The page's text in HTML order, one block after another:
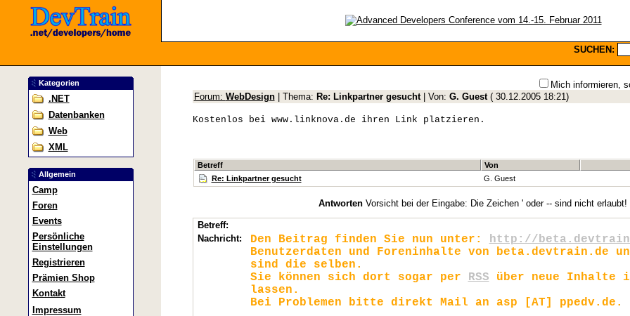
SUCHEN:
Kategorien
.NET
Datenbanken
Web
XML
Allgemein
Camp
Foren
Events
Persönliche
Einstellungen
Registrieren
Prämien Shop
Kontakt
Impressum
Mich informieren,
Forum: WebDesign| Thema: Re: Linkpartner gesucht | Von: G. Guest( 30.12.2005 18:21)
Kostenlos bei www.linknova.de ihren Link platzieren.
Betreff Von
Re: Linkpartner gesucht
G. Guest
Antworten Vorsicht bei der Eingabe: Die Zeichen ' oder -- sind nicht erlaubt!
Betreff:
Nachricht:
Den Beitrag finden Sie nun unter: http://
Benutzerdaten und Foreninhalte von beta.devtrain.de
sind die selben.
Sie können sich dort sogar per RSS über neue Inhalte
lassen.
Bei Problemen bitte direkt Mail an asp [AT] ppedv.de.